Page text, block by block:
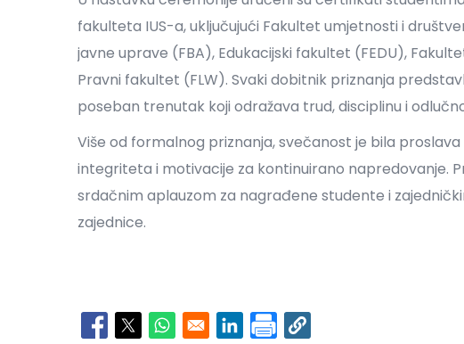
fakulteta IUS-a, uključujući Fakultet umjetnosti i
javne uprave (FBA), Edukacijski fakultet (FEDU),
Pravni fakultet (FLW). Svaki dobitnik priznanja
poseban trenutak koji odražava trud, disciplinu i
Više od formalnog priznanja, svečanost je bila
integriteta i motivacije za kontinuirano napredovanje.
srdačnim aplauzom za nagrađene studente i
zajednice.
Opens in a new window
Opens in a new window
Opens in a new window
Opens in a new window